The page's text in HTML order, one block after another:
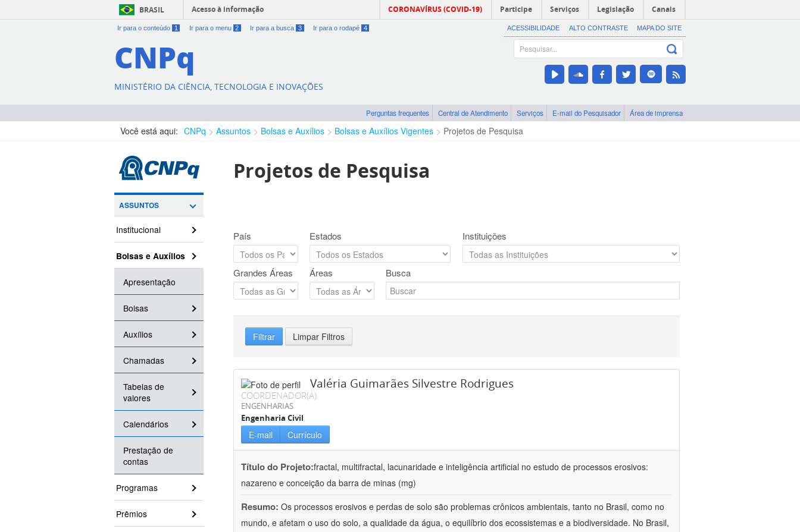
BRASIL Acesso à informação CORONAVÍRUS (COVID-19) Participe Serviços Legislação Canais
Ir para o conteúdo 1 Ir para o menu 2 Ir para a busca 3 Ir para o rodapé 4 ACESSIBILIDADE ALTO CONTRASTE MAPA DO SITE
CNPq
MINISTÉRIO DA CIÊNCIA, TECNOLOGIA E INOVAÇÕES
Perguntas frequentes Central de Atendimento Serviços E-mail do Pesquisador Área de imprensa
Você está aqui: CNPq Assuntos Bolsas e Auxílios Bolsas e Auxílios Vigentes Projetos de Pesquisa
ASSUNTOS
Institucional
Bolsas e Auxílios
Apresentação
Bolsas
Auxílios
Chamadas
Tabelas de
valores
Calendários
Prestação de
contas
Programas
Prêmios
Projetos de Pesquisa
País Estados Instituições
Grandes Áreas Áreas Busca
Filtrar Limpar Filtros
Valéria Guimarães Silvestre Rodrigues
COORDENADOR(A)
ENGENHARIAS
Engenharia Civil
E-mail Currículo
Título do Projeto:fractal, multifractal, lacunaridade e inteligência artificial no estudo de processos erosivos:
nazareno e conceição da barra de minas (mg)
Resumo: Os processos erosivos e perdas de solo são problemas crônicos ambientais, tanto no Brasil, como no
mundo, e afetam o uso do solo, a qualidade da água, o equilíbrio dos ecossistemas e a biodiversidade. No Brasil,